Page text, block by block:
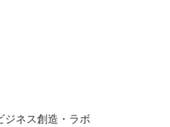
ジネス創造・ラボ